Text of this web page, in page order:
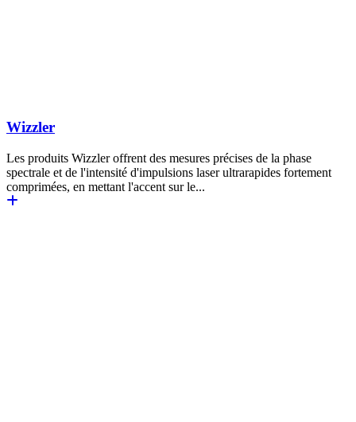
Wizzler
Les produits Wizzler offrent des mesures précises de la phase
spectrale et de l'intensité d'impulsions laser ultrarapides fortement
comprimées, en mettant l'accent sur le...